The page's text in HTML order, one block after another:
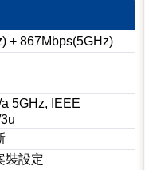
+ 867Mbps(5GHz)
5GHz, IEEE
裝設定